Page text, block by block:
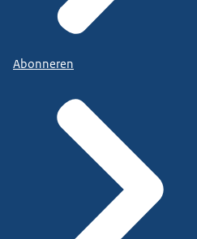
Abonneren